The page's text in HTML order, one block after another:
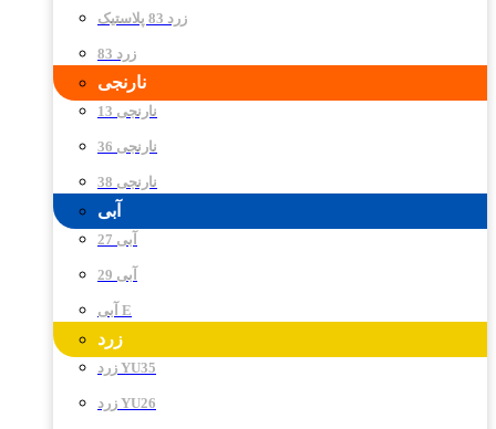
زرد 83 پلاستیک
زرد 83
نارنجی
نارنجی 13
نارنجی 36
نارنجی 38
آبی
آبی 27
آبی 29
آبی E
زرد
زرد YU35
زرد YU26